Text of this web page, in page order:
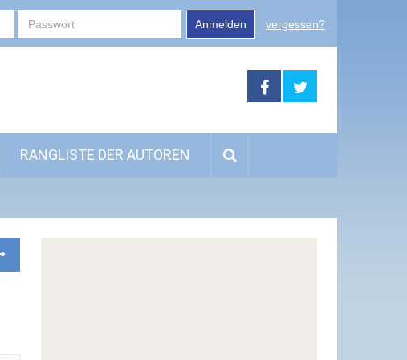
Anmelden vergessen?
RANGLISTE DER AUTOREN